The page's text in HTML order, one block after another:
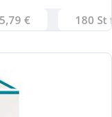
€ 180 St